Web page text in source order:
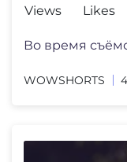
Views
Likes
Во время
WOWSHORTS